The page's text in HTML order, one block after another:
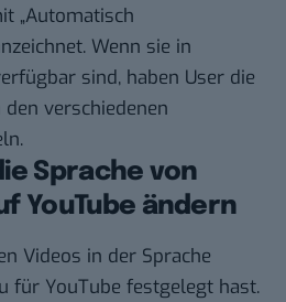
„Automatisch
Wenn sie in
sind, haben User die
verschiedenen
Sprache von
YouTube ändern
Videos in der Sprache
für YouTube festgelegt hast.